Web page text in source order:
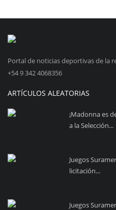
Portal de noticias deportivas de la
+54 9 342 4068356
ARTÍCULOS ALEATORIAS
¡Madonna es
a la Selección...
Juegos
licitación...
Juegos